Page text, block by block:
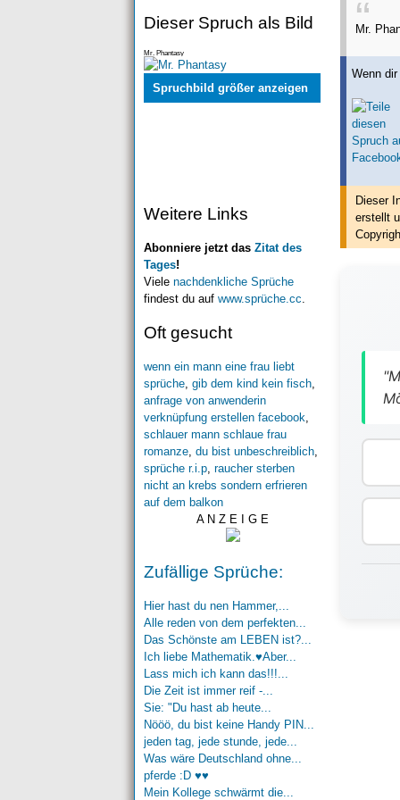
Dieser Spruch als Bild
Mr. Phantasy
Spruchbild größer anzeigen
Weitere Links
Abonniere jetzt das Zitat des
Tages!
Viele nachdenkliche Sprüche
findest du auf www.sprüche.cc
Oft gesucht
wenn ein mann eine frau liebt
sprüche, gib dem kind kein fisch,
anfrage von anwenderin
verknüpfung erstellen facebook,
schlauer mann schlaue frau
romanze, du bist unbeschreiblich,
sprüche r.i.p, raucher sterben
nicht an krebs sondern erfrieren
auf dem balkon
A N Z E I G E
Zufällige Sprüche:
Hier hast du nen Hammer,...
Alle reden von dem perfekten...
Das Schönste am LEBEN ist?...
Ich liebe Mathematik.♥Aber...
Lass mich ich kann das!!!...
Die Zeit ist immer reif -...
Sie: "Du hast ab heute...
Nööö, du bist keine Handy PIN...
jeden tag, jede stunde, jede...
Was wäre Deutschland ohne...
pferde :D ♥♥
Mein Kollege schwärmt die...
Mr.
Wenn
Dieser
erstellt